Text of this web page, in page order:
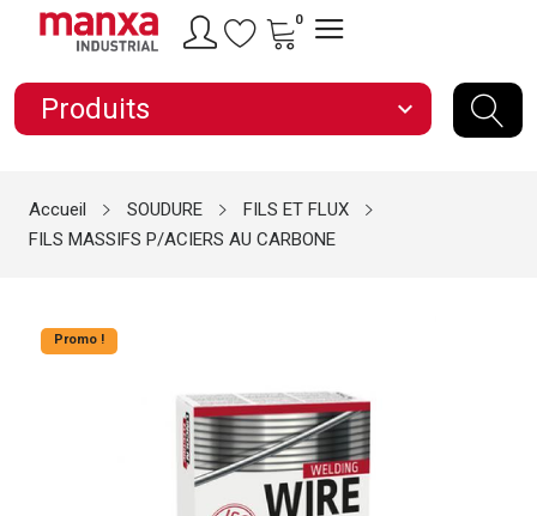
0
Produits expand_more
Accueil SOUDURE
FILS ET FLUX
FILS MASSIFS P/ACIERS AU CARBONE
Promo !